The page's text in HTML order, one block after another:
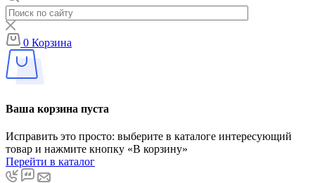
0 Корзина
Ваша корзина пуста
Исправить это просто: выберите в каталоге интересующий
товар и нажмите кнопку «В корзину»
Перейти в каталог